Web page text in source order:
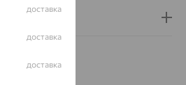
доставка
доставка
доставка